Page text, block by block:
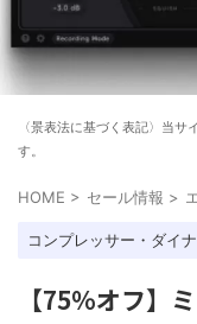
〈景表法に基づく表記〉当
す。
HOME > セール情報 >
コンプレッサー・ダイ
【75%オフ】